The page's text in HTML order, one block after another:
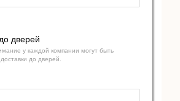
дверей
у каждой компании могут быть
до дверей.